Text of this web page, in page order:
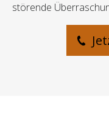
störende